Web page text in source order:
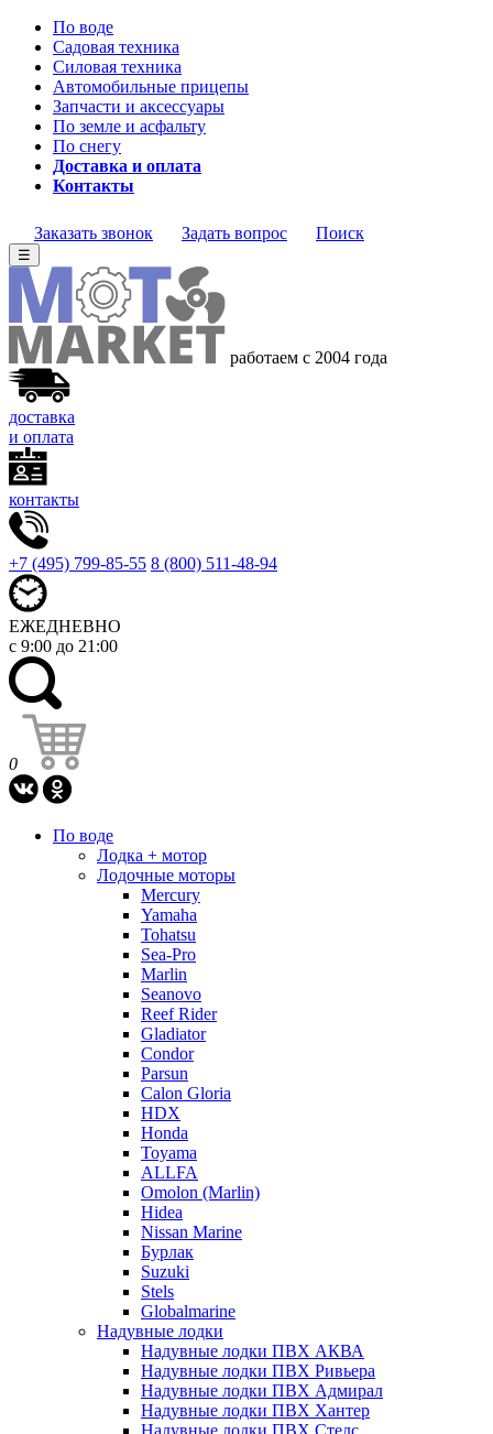
По воде
Садовая техника
Силовая техника
Автомобильные прицепы
Запчасти и аксессуары
По земле и асфальту
По снегу
Доставка и оплата
Контакты
Заказать звонок Задать вопрос Поиск
☰
работаем с 2004 года
доставка
и оплата
контакты
+7 (495) 799-85-55 8 (800) 511-48-94
ЕЖЕДНЕВНО
с 9:00 до 21:00
0
По воде
Лодка + мотор
Лодочные моторы
Mercury
Yamaha
Tohatsu
Sea-Pro
Marlin
Seanovo
Reef Rider
Gladiator
Condor
Parsun
Calon Gloria
HDX
Honda
Toyama
ALLFA
Omolon (Marlin)
Hidea
Nissan Marine
Бурлак
Suzuki
Stels
Globalmarine
Надувные лодки
Надувные лодки ПВХ АКВА
Надувные лодки ПВХ Ривьера
Надувные лодки ПВХ Адмирал
Надувные лодки ПВХ Хантер
Надувные лодки ПВХ Стелс